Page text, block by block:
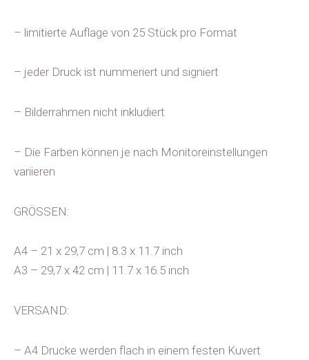
– limitierte Auflage von 25 Stück pro Format
– jeder Druck ist nummeriert und signiert
– Bilderrahmen nicht inkludiert
– Die Farben können je nach Monitoreinstellungen
variieren
GRÖSSEN:
A4 – 21 x 29,7 cm | 8.3 x 11.7 inch
A3 – 29,7 x 42 cm | 11.7 x 16.5 inch
VERSAND:
– A4 Drucke werden flach in einem festen Kuvert